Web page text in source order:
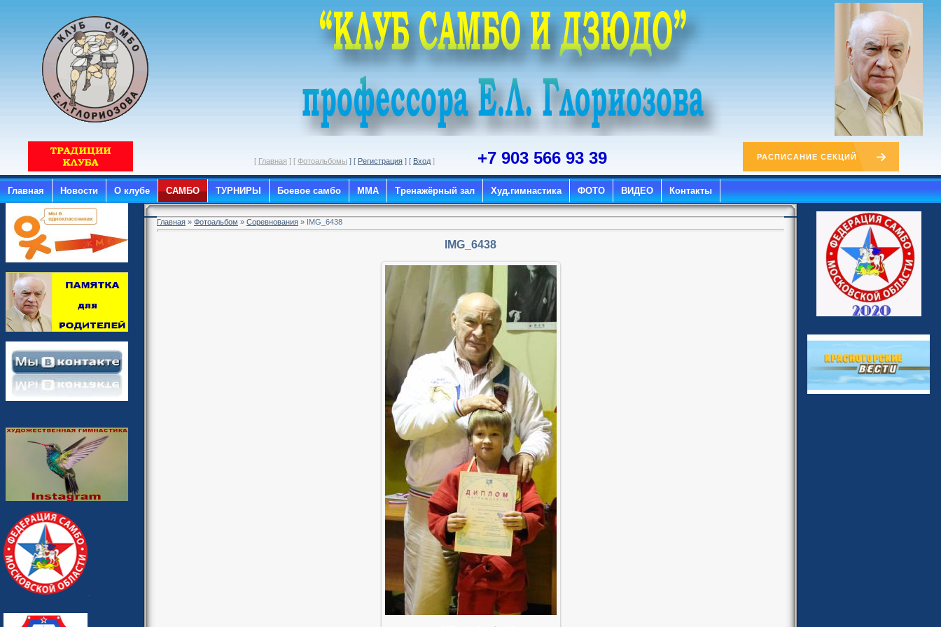
[ Главная ] [ Фотоальбомы ] [ Регистрация ] [ Вход ] +7 903 566 93 39 РАСПИСАНИЕ СЕКЦИЙ
Главная Новости О клубе САМБО ТУРНИРЫ Боевое самбо ММА Тренажёрный зал Худ.гимнастика ФОТО ВИДЕО Контакты
Главная » Фотоальбом » Соревнования » IMG_6438
IMG_6438